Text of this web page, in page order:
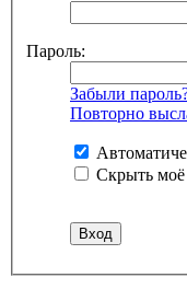
Пароль:
Забыли
Повторно
Скрыть моё